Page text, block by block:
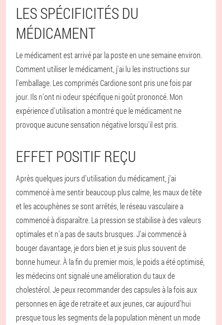
LES SPÉCIFICITÉS DU
MÉDICAMENT
Le médicament est arrivé par la poste en une semaine environ.
Comment utiliser le médicament, j'ai lu les instructions sur
l'emballage. Les comprimés Cardione sont pris une fois par
jour. Ils n'ont ni odeur spécifique ni goût prononcé. Mon
expérience d'utilisation a montré que le médicament ne
provoque aucune sensation négative lorsqu'il est pris.
EFFET POSITIF REÇU
Après quelques jours d'utilisation du médicament, j'ai
commencé à me sentir beaucoup plus calme, les maux de tête
et les acouphènes se sont arrêtés, le réseau vasculaire a
commencé à disparaître. La pression se stabilise à des valeurs
optimales et n'a pas de sauts brusques. J'ai commencé à
bouger davantage, je dors bien et je suis plus souvent de
bonne humeur. À la fin du premier mois, le poids a été optimisé,
les médecins ont signalé une amélioration du taux de
cholestérol. Je peux recommander des capsules à la fois aux
personnes en âge de retraite et aux jeunes, car aujourd'hui
presque tous les segments de la population mènent un mode